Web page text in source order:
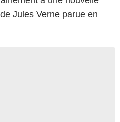
Jules Verne parue en